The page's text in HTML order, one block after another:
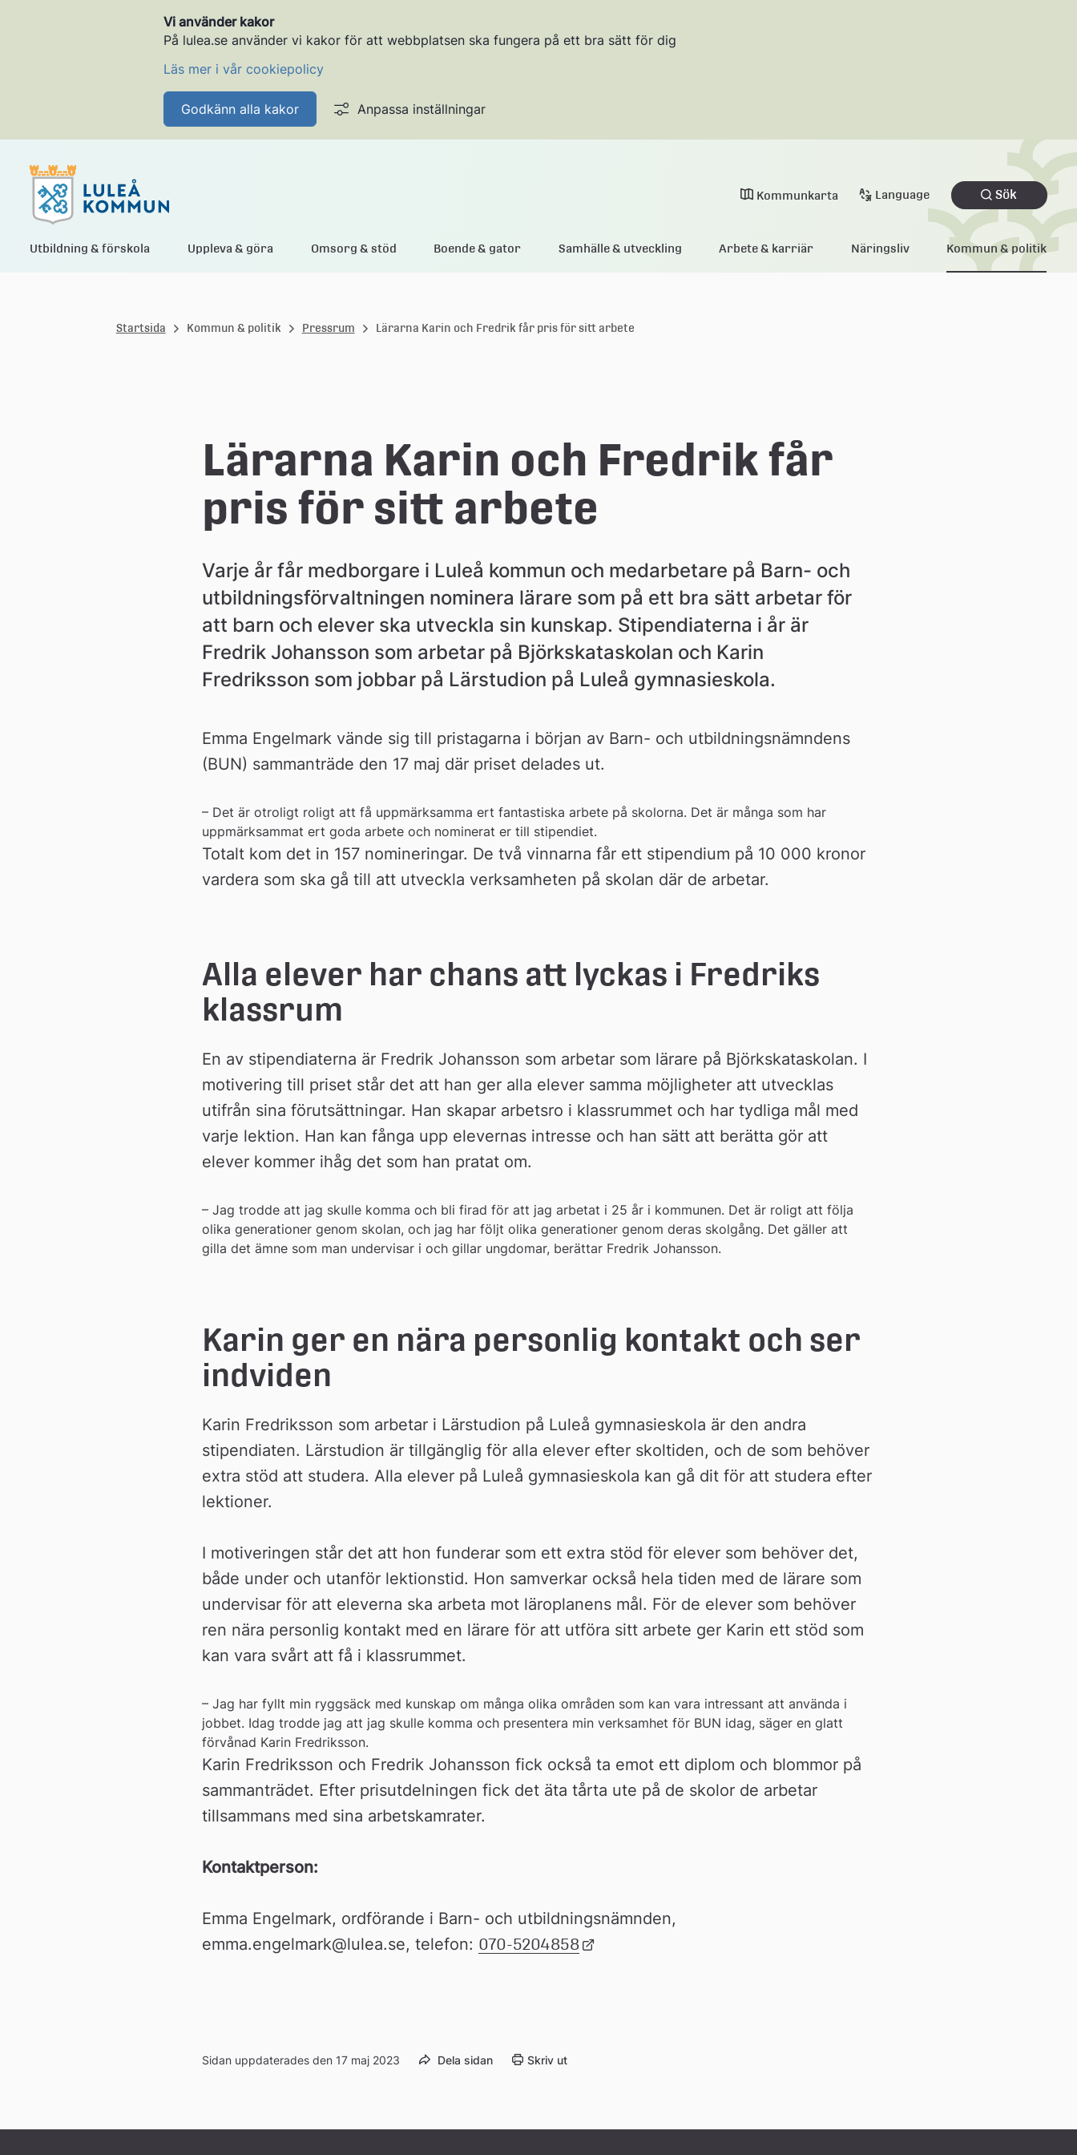
Vi använder kakor
På lulea.se använder vi kakor för att webbplatsen ska fungera på ett bra sätt för dig
Läs mer i vår cookiepolicy
Godkänn alla kakor Anpassa inställningar
L
Kommunkarta Language Sök
Utbildning & förskola Uppleva & göra Omsorg & stöd Boende & gator Samhälle & utveckling Arbete & karriär Näringsliv Kommun & politik
Startsida Kommun & politik Pressrum Lärarna Karin och Fredrik får pris för sitt arbete
Lärarna Karin och Fredrik får
pris för sitt arbete
Varje år får medborgare i Luleå kommun och medarbetare på Barn- och
utbildningsförvaltningen nominera lärare som på ett bra sätt arbetar för
att barn och elever ska utveckla sin kunskap. Stipendiaterna i år är
Fredrik Johansson som arbetar på Björkskataskolan och Karin
Fredriksson som jobbar på Lärstudion på Luleå gymnasieskola.
Emma Engelmark vände sig till pristagarna i början av Barn- och utbildningsnämndens
(BUN) sammanträde den 17 maj där priset delades ut.
– Det är otroligt roligt att få uppmärksamma ert fantastiska arbete på skolorna. Det är många som har
uppmärksammat ert goda arbete och nominerat er till stipendiet.
Totalt kom det in 157 nomineringar. De två vinnarna får ett stipendium på 10 000 kronor
vardera som ska gå till att utveckla verksamheten på skolan där de arbetar.
Alla elever har chans att lyckas i Fredriks
klassrum
En av stipendiaterna är Fredrik Johansson som arbetar som lärare på Björkskataskolan. I
motivering till priset står det att han ger alla elever samma möjligheter att utvecklas
utifrån sina förutsättningar. Han skapar arbetsro i klassrummet och har tydliga mål med
varje lektion. Han kan fånga upp elevernas intresse och han sätt att berätta gör att
elever kommer ihåg det som han pratat om.
– Jag trodde att jag skulle komma och bli firad för att jag arbetat i 25 år i kommunen. Det är roligt att följa
olika generationer genom skolan, och jag har följt olika generationer genom deras skolgång. Det gäller att
gilla det ämne som man undervisar i och gillar ungdomar, berättar Fredrik Johansson.
Karin ger en nära personlig kontakt och ser
indviden
Karin Fredriksson som arbetar i Lärstudion på Luleå gymnasieskola är den andra
stipendiaten. Lärstudion är tillgänglig för alla elever efter skoltiden, och de som behöver
extra stöd att studera. Alla elever på Luleå gymnasieskola kan gå dit för att studera efter
lektioner.
I motiveringen står det att hon funderar som ett extra stöd för elever som behöver det,
både under och utanför lektionstid. Hon samverkar också hela tiden med de lärare som
undervisar för att eleverna ska arbeta mot läroplanens mål. För de elever som behöver
ren nära personlig kontakt med en lärare för att utföra sitt arbete ger Karin ett stöd som
kan vara svårt att få i klassrummet.
– Jag har fyllt min ryggsäck med kunskap om många olika områden som kan vara intressant att använda i
jobbet. Idag trodde jag att jag skulle komma och presentera min verksamhet för BUN idag, säger en glatt
förvånad Karin Fredriksson.
Karin Fredriksson och Fredrik Johansson fick också ta emot ett diplom och blommor på
sammanträdet. Efter prisutdelningen fick det äta tårta ute på de skolor de arbetar
tillsammans med sina arbetskamrater.
Kontaktperson:
Emma Engelmark, ordförande i Barn- och utbildningsnämnden,
emma.engelmark@lulea.se, telefon: 070-5204858 Länk
Sidan uppdaterades den 17 maj 2023 Dela sidan Skriv ut